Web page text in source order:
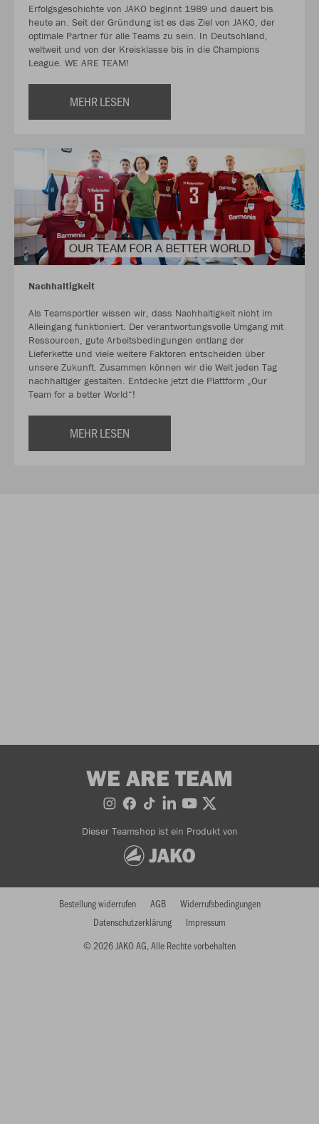
Erfolgsgeschichte von JAKO beginnt 1989 und dauert bis
heute an. Seit der Gründung ist es das Ziel von JAKO, der
optimale Partner für alle Teams zu sein. In Deutschland,
weltweit und von der Kreisklasse bis in die Champions
League. WE ARE TEAM!
MEHR LESEN
Nachhaltigkeit
Als Teamsportler wissen wir, dass Nachhaltigkeit nicht im
Alleingang funktioniert. Der verantwortungsvolle Umgang mit
Ressourcen, gute Arbeitsbedingungen entlang der
Lieferkette und viele weitere Faktoren entscheiden über
unsere Zukunft. Zusammen können wir die Welt jeden Tag
nachhaltiger gestalten. Entdecke jetzt die Plattform „Our
Team for a better World“!
MEHR LESEN
WE ARE TEAM
Dieser Teamshop ist ein Produkt von
© 2026 JAKO AG, Alle Rechte vorbehalten
Bestellung widerrufen AGB
Widerrufsbedingungen
Datenschutzerklärung
Impressum